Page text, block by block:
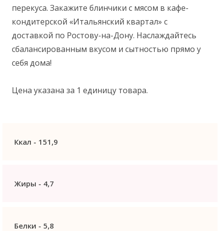
перекуса. Закажите блинчики с мясом в кафе-
кондитерской «Итальянский квартал» с
доставкой по Ростову-на-Дону. Наслаждайтесь
сбалансированным вкусом и сытностью прямо у
себя дома!
Цена указана за 1 единицу товара.
Ккал - 151,9
Жиры - 4,7
Белки - 5,8